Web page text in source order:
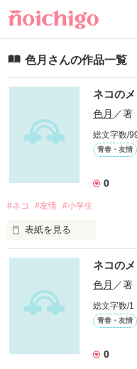
色月さんの作品一覧
ネコの
色月 ／著
総文字数/
青春・友情
0
#ネコ #友情 #小学生
表紙を見る
｢嘘だろ…」
目の前にいるのは、あり
｢という訳で、ここに住ま
｢無理ぃぃ！」
ネコの
色月 ／著
総文字数/1
青春・友情
0